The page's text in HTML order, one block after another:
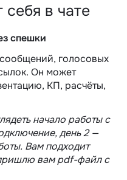
себя в чате
спешки
голосовых
Он может
КП, расчёты,
начало работы с
день 2 —
Вам подходит
вам pdf-файл с